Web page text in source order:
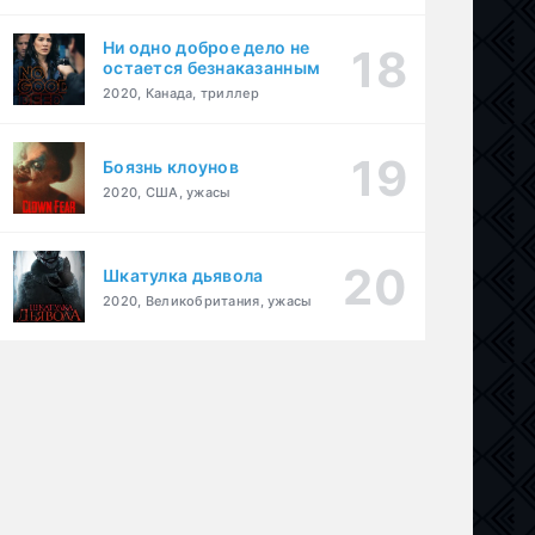
,драма, криминал
Ни одно доброе дело не
остается безнаказанным
2020, Канада, триллер
Боязнь клоунов
2020, США, ужасы
Шкатулка дьявола
2020, Великобритания, ужасы